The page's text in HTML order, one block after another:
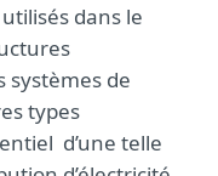
dans le
systèmes de
types
d’une telle